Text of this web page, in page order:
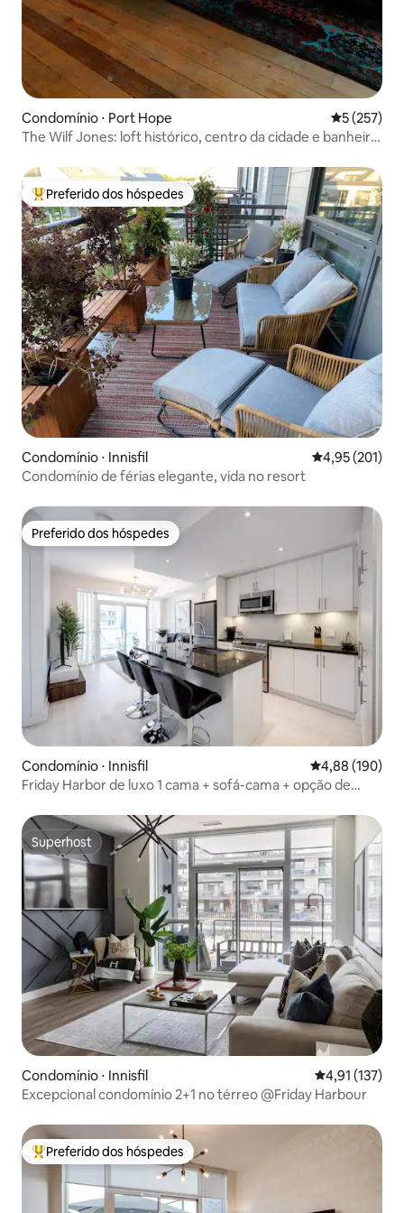
Condomínio ⋅ Port Hope 5 de uma
5 (257)
The Wilf Jones: loft histórico, centro da cidade e banheira
Entre os melhores preferidos dos hóspedes
Preferido dos hóspedes
Condomínio ⋅ Innisfil 4,95 de uma
4,95 (201)
Condomínio de férias elegante, vida no resort
Preferido dos hóspedes
Preferido dos hóspedes
Condomínio ⋅ Innisfil 4,88 de uma
4,88 (190)
Friday Harbor de luxo 1 cama + sofá-cama + opção de
Superhost
Superhost
Condomínio ⋅ Innisfil 4,91 de uma
4,91 (137)
Excepcional condomínio 2+1 no térreo @Friday Harbour
Entre os melhores preferidos dos hóspedes
Preferido dos hóspedes